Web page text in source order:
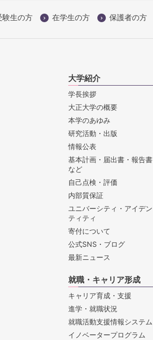
験生の方 在学生の方 保護者の方
大学紹介
学長挨拶
大正大学の概要
本学のあゆみ
研究活動・出版
情報公表
基本計画・届出書・報告書
など
自己点検・評価
内部質保証
ユニバーシティ・アイデン
ティティ
寄付について
公式SNS・ブログ
最新ニュース
就職・キャリア形成
キャリア育成・支援
進学・就職状況
就職活動支援情報システム
イノベータープログラム